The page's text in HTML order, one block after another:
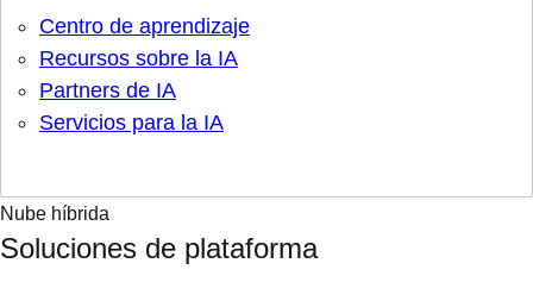
Centro de aprendizaje
Recursos sobre la IA
Partners de IA
Servicios para la IA
Nube híbrida
Soluciones de plataforma